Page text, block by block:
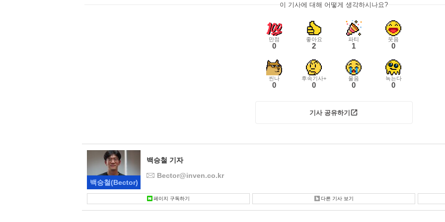
이 기사에 대해 어떻게 생각하시나요?
만점
0
좋아요
2
파티
1
웃음
0
씬나
0
후속기사+
0
울음
0
녹는다
0
기사 공유하기
백승철(Bector)
백승철 기자
Bector@inven.co.kr
페이지 구독하기 다른 기사 보기